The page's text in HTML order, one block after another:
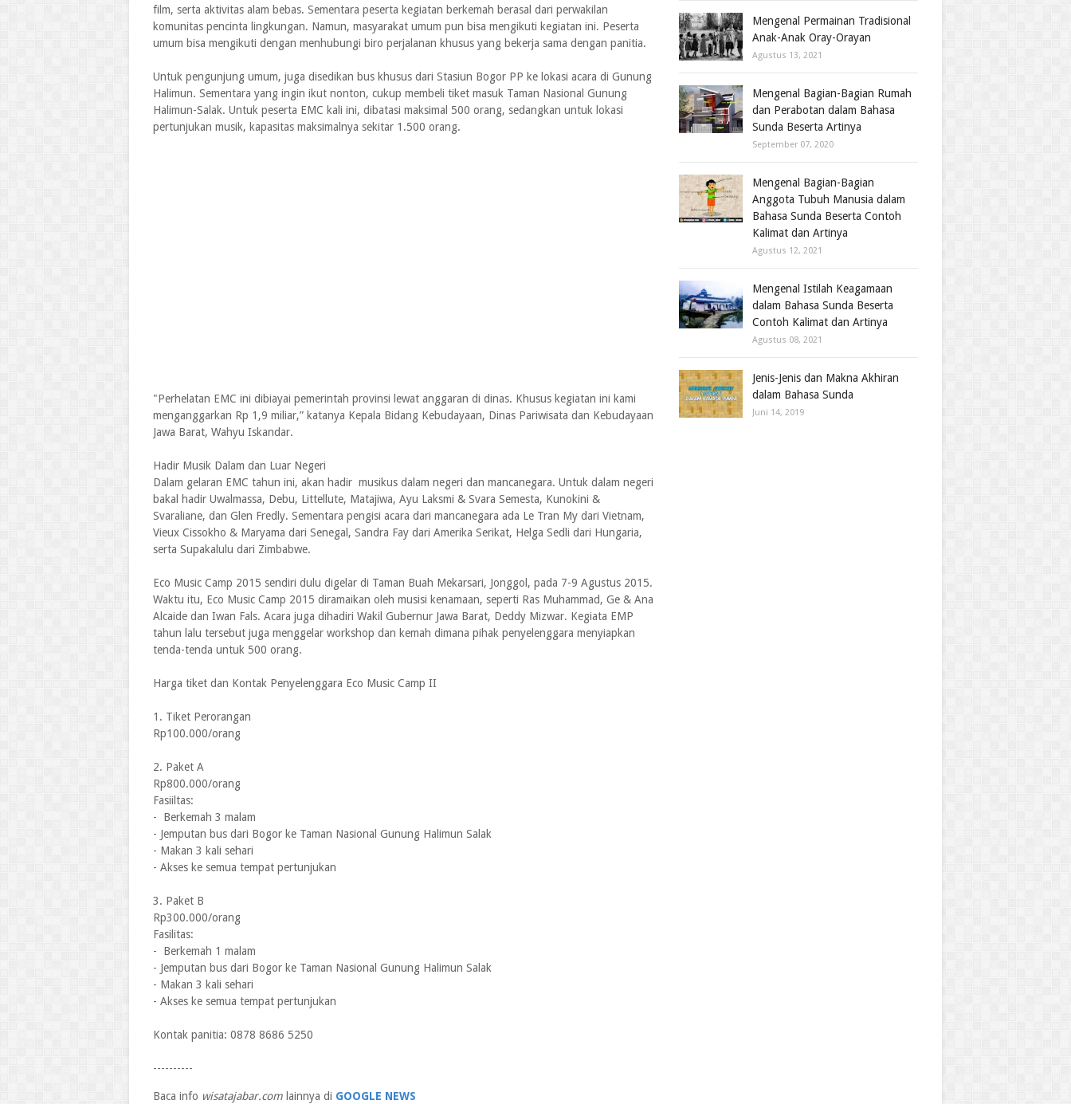
film, serta aktivitas alam bebas. Sementara peserta kegiatan berkemah berasal dari perwakilan
komunitas pencinta lingkungan. Namun, masyarakat umum pun bisa mengikuti kegiatan ini. Peserta
umum bisa mengikuti dengan menhubungi biro perjalanan khusus yang bekerja sama dengan panitia.
Untuk pengunjung umum, juga disedikan bus khusus dari Stasiun Bogor PP ke lokasi acara di Gunung
Halimun. Sementara yang ingin ikut nonton, cukup membeli tiket masuk Taman Nasional Gunung
Halimun-Salak. Untuk peserta EMC kali ini, dibatasi maksimal 500 orang, sedangkan untuk lokasi
pertunjukan musik, kapasitas maksimalnya sekitar 1.500 orang.
"Perhelatan EMC ini dibiayai pemerintah provinsi lewat anggaran di dinas. Khusus kegiatan ini kami
menganggarkan Rp 1,9 miliar,” katanya Kepala Bidang Kebudayaan, Dinas Pariwisata dan Kebudayaan
Jawa Barat, Wahyu Iskandar.
Hadir Musik Dalam dan Luar Negeri
Dalam gelaran EMC tahun ini, akan hadir musikus dalam negeri dan mancanegara. Untuk dalam negeri
bakal hadir Uwalmassa, Debu, Littellute, Matajiwa, Ayu Laksmi & Svara Semesta, Kunokini &
Svaraliane, dan Glen Fredly. Sementara pengisi acara dari mancanegara ada Le Tran My dari Vietnam,
Vieux Cissokho & Maryama dari Senegal, Sandra Fay dari Amerika Serikat, Helga Sedli dari Hungaria,
serta Supakalulu dari Zimbabwe.
Eco Music Camp 2015 sendiri dulu digelar di Taman Buah Mekarsari, Jonggol, pada 7-9 Agustus 2015.
Waktu itu, Eco Music Camp 2015 diramaikan oleh musisi kenamaan, seperti Ras Muhammad, Ge & Ana
Alcaide dan Iwan Fals. Acara juga dihadiri Wakil Gubernur Jawa Barat, Deddy Mizwar. Kegiata EMP
tahun lalu tersebut juga menggelar workshop dan kemah dimana pihak penyelenggara menyiapkan
tenda-tenda untuk 500 orang.
Harga tiket dan Kontak Penyelenggara Eco Music Camp II
1. Tiket Perorangan
Rp100.000/orang
2. Paket A
Rp800.000/orang
Fasiiltas:
- Berkemah 3 malam
- Jemputan bus dari Bogor ke Taman Nasional Gunung Halimun Salak
- Makan 3 kali sehari
- Akses ke semua tempat pertunjukan
3. Paket B
Rp300.000/orang
Fasilitas:
- Berkemah 1 malam
- Jemputan bus dari Bogor ke Taman Nasional Gunung Halimun Salak
- Makan 3 kali sehari
- Akses ke semua tempat pertunjukan
Kontak panitia: 0878 8686 5250
----------
Baca info wisatajabar.com lainnya di GOOGLE NEWS
Mengenal Permainan Tradisional
Anak-Anak Oray-Orayan
Agustus 13, 2021
Mengenal Bagian-Bagian Rumah
dan Perabotan dalam Bahasa
Sunda Beserta Artinya
September 07, 2020
Mengenal Bagian-Bagian
Anggota Tubuh Manusia dalam
Bahasa Sunda Beserta Contoh
Kalimat dan Artinya
Agustus 12, 2021
Mengenal Istilah Keagamaan
dalam Bahasa Sunda Beserta
Contoh Kalimat dan Artinya
Agustus 08, 2021
Jenis-Jenis dan Makna Akhiran
dalam Bahasa Sunda
Juni 14, 2019